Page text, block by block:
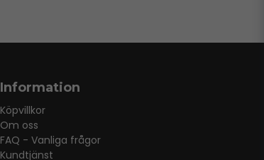
Information
Köpvillkor
Om oss
FAQ - Vanliga frågor
Kundtjänst